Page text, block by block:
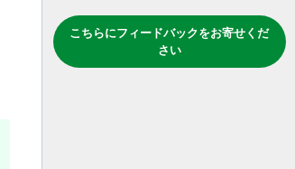
こちらにフィードバックをお寄せくだ
さい